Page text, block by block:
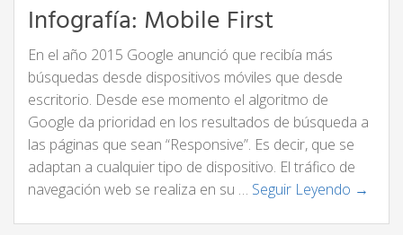
Infografía: Mobile First
En el año 2015 Google anunció que recibía más
búsquedas desde dispositivos móviles que desde
escritorio. Desde ese momento el algoritmo de
Google da prioridad en los resultados de búsqueda a
las páginas que sean “Responsive”. Es decir, que se
adaptan a cualquier tipo de dispositivo. El tráfico de
navegación web se realiza en su … Seguir Leyendo →